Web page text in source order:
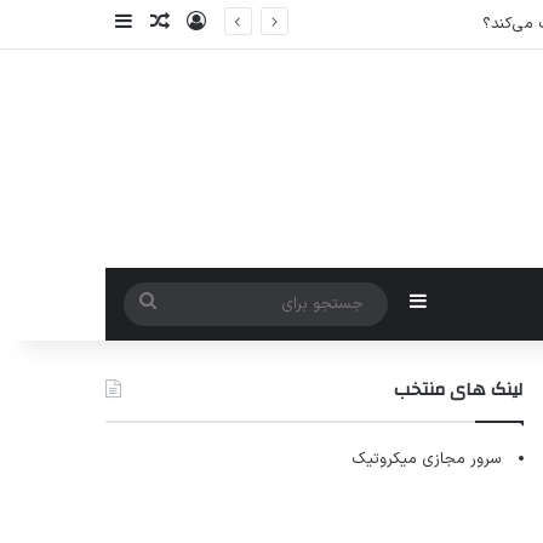
ورودنوشته تصادفی
سایدبار
سایدبار
جستجو
برای
لینک های منتخب
سرور مجازی میکروتیک